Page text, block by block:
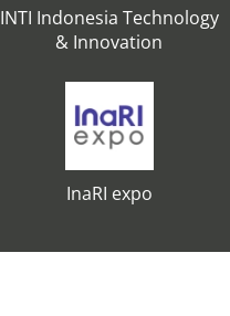
INTI Indonesia Technology
& Innovation
InaRI expo